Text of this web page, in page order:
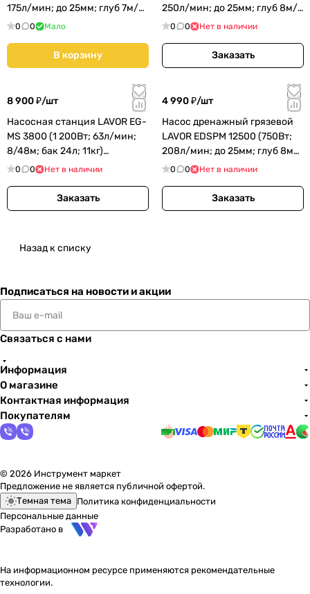
175л/мин; до 25мм; глуб 7м/
напор 7м) (0.013.0102)
0 0 Мало
В корзину
250л/мин; до 25мм; глуб 8м/
напор 9,5м) (0.013.01
0 0 Нет в наличии
Заказать
8 900 ₽/шт
Насосная станция LAVOR EG-
MS 3800 (1 200Вт; 63л/мин;
8/48м; бак 24л; 11кг)
(0.013.0108)
0 0 Нет в наличии
Заказать
4 990 ₽/шт
Насос дренажный грязевой
LAVOR EDSPМ 12500 (750Вт;
208л/мин; до 25мм; глуб 8м/
напор 8м) (0.013.0103)
0 0 Нет в наличии
Заказать
Назад к списку
Подписаться на новости и акции
Связаться с нами
Информация
О магазине
Контактная информация
Покупателям
© 2026 Инструмент маркет
Предложение не является публичной офертой.
Темная тема Политика конфиденциальности
Персональные данные
Разработано в
На информационном ресурсе применяются рекомендательные
технологии.